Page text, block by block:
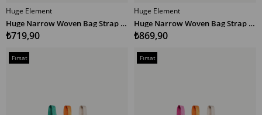
SEPETE EKLE
Huge Element
Huge Narrow Woven Bag Strap Multicolor YT
₺719,90
SEPETE EKLE
Huge Element
Huge Narrow Woven Bag Strap Multicolor YPE
₺869,90
Fırsat
Fırsat